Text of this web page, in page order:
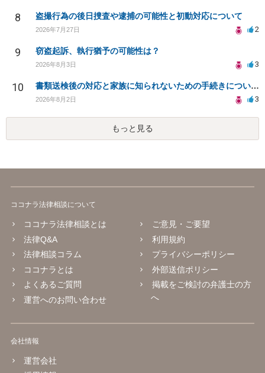
8 盗撮行為の後日捜査や逮捕の可能性と初動対応について
2026年7月27日 2
9 窃盗起訴、執行猶予の可能性は？
2026年8月3日 3
10 書類送検後の対応と家族に知られないための手続きについて相談
2026年8月2日 3
もっと見る
ココナラ法律相談について
ココナラ法律相談とは
法律Q&A
法律相談コラム
ココナラとは
よくあるご質問
運営へのお問い合わせ
ご意見・ご要望
利用規約
プライバシーポリシー
外部送信ポリシー
掲載をご検討の弁護士の方
へ
会社情報
運営会社